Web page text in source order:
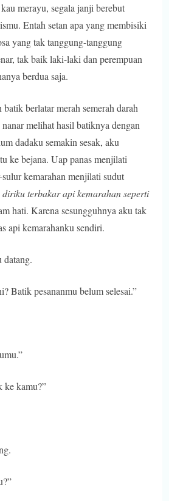
merayu, segala janji berebut
Entah setan apa yang membisiki
yang tak tanggung-tanggung
tak baik laki-laki dan perempuan
berdua saja.
batik berlatar merah semerah darah
melihat hasil batiknya dengan
dadaku semakin sesak, aku
ke bejana. Uap panas menjilati
kemarahan menjilati sudut
diriku terbakar api kemarahan seperti
hati. Karena sesungguhnya aku tak
api kemarahanku sendiri.
datang.
Batik pesananmu belum selesai.”
ke kamu?”